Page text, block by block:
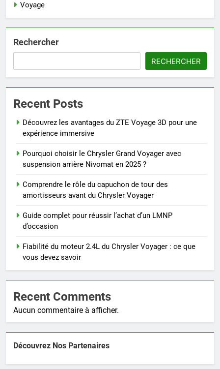
Voyage
Rechercher
RECHERCHER
Recent Posts
Découvrez les avantages du ZTE Voyage 3D pour une
expérience immersive
Pourquoi choisir le Chrysler Grand Voyager avec
suspension arrière Nivomat en 2025 ?
Comprendre le rôle du capuchon de tour des
amortisseurs avant du Chrysler Voyager
Guide complet pour réussir l’achat d’un LMNP
d’occasion
Fiabilité du moteur 2.4L du Chrysler Voyager : ce que
vous devez savoir
Recent Comments
Aucun commentaire à afficher.
Découvrez Nos Partenaires